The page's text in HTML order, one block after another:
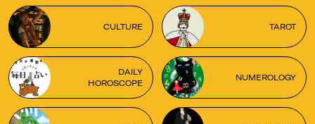
CULTURE TAROT
DAILY
HOROSCOPE
NUMEROLOGY